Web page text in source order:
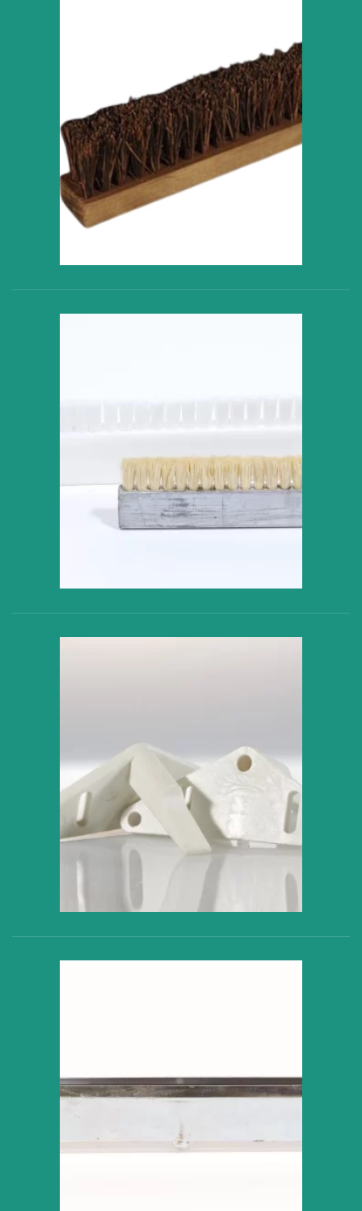
VER PRODUCTO
VER PRODUCTO
VER PRODUCTO
VER PRODUCTO